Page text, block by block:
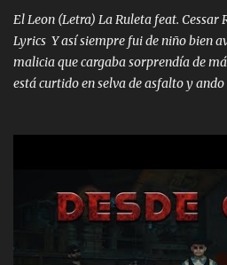
los HERMANOS un cerebro inteligente
El Leon (Letra) La Ruleta feat. Cessar
Lyrics Y así siempre fui de niño bien
malicia que cargaba sorprendía de
está curtido en selva de asfalto y ando
pa más pues hay charola les voy a
otra Música Surcando bien mi
los lados aquel que no corre vuela no
Ya pasé varias hazañas ya tienen
de este León los estatales no sé